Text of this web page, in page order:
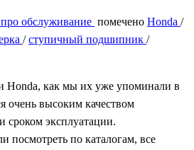
обслуживание помечено Honda /
/ступичный подшипник /
как мы их уже упоминали в
очень высоким качеством
сроком эксплуатации.
посмотреть по каталогам, все